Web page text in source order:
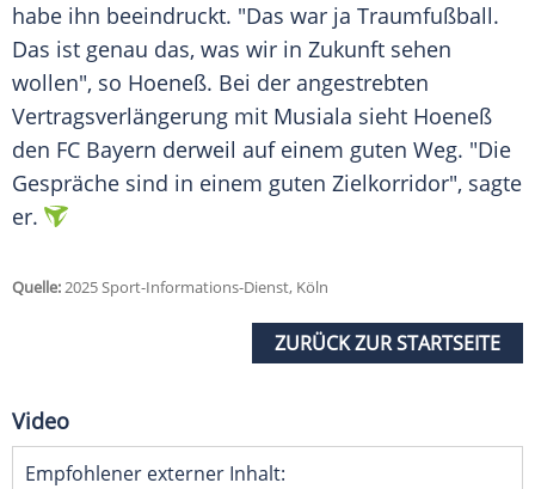
habe ihn beeindruckt. "Das war ja Traumfußball.
Das ist genau das, was wir in Zukunft sehen
wollen", so Hoeneß. Bei der angestrebten
Vertragsverlängerung mit Musiala sieht Hoeneß
den FC Bayern derweil auf einem guten Weg. "Die
Gespräche sind in einem guten Zielkorridor", sagte
er.
Quelle:2025 Sport-Informations-Dienst, Köln
ZURÜCK ZUR STARTSEITE
Video
Empfohlener externer Inhalt: